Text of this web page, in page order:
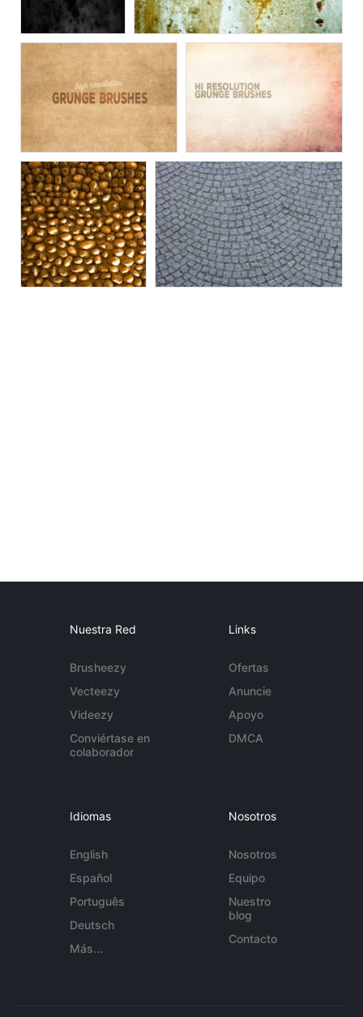
Nuestra Red
Brusheezy
Vecteezy
Videezy
Conviértase en
colaborador
Links
Ofertas
Anuncie
Apoyo
DMCA
Idiomas
English
Español
Português
Deutsch
Más...
Nosotros
Nosotros
Equipo
Nuestro
blog
Contacto